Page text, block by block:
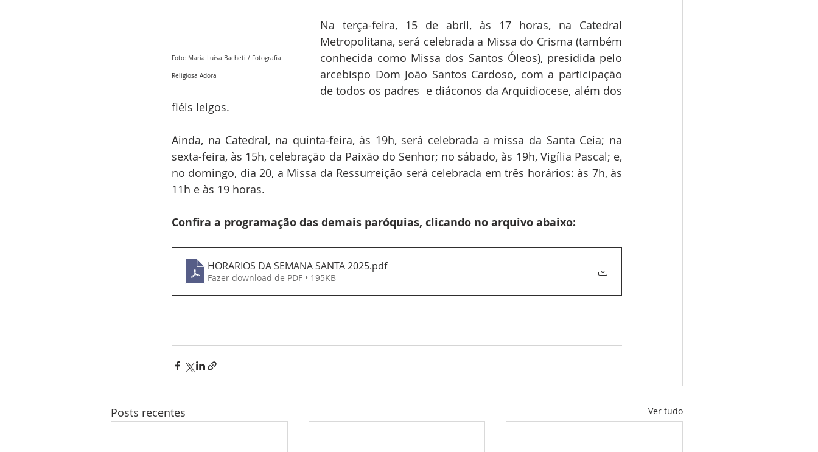
Foto: Maria Luisa Bacheti / Fotografia
Religiosa Adora
Na terça-feira, 15 de abril, às 17 horas, na Catedral
Metropolitana, será celebrada a Missa do Crisma (também
conhecida como Missa dos Santos Óleos), presidida pelo
arcebispo Dom João Santos Cardoso, com a participação
de todos os padres  e diáconos da Arquidiocese, além dos
fiéis leigos.
Ainda, na Catedral, na quinta-feira, às 19h, será celebrada a missa da Santa Ceia; na
sexta-feira, às 15h, celebração da Paixão do Senhor; no sábado, às 19h, Vigília Pascal; e,
no domingo, dia 20, a Missa da Ressurreição será celebrada em três horários: às 7h, às
11h e às 19 horas.
Confira a programação das demais paróquias, clicando no arquivo abaixo:
HORARIOS DA SEMANA SANTA 2025.pdf
Fazer download de PDF • 195KB
Posts recentes Ver tudo